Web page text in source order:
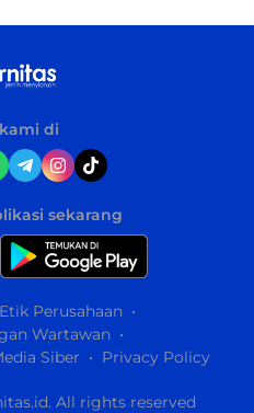
di
sekarang
Perusahaan
Wartawan
Siber
Privacy Policy
All rights reserved